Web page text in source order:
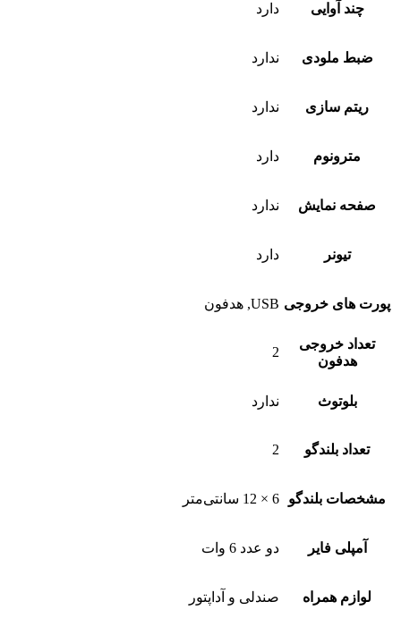
چند آوایی دارد
ضبط ملودی ندارد
ریتم سازی ندارد
مترونوم دارد
صفحه نمایش ندارد
تیونر دارد
پورت های خروجی USB, هدفون
تعداد خروجی
هدفون
2
بلوتوث ندارد
تعداد بلندگو 2
مشخصات بلندگو 6 × 12 سانتی‌متر
آمپلی فایر دو عدد 6 وات
لوازم همراه صندلی و آداپتور